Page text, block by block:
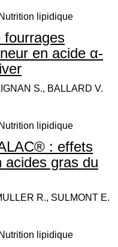
lipidique
fourrages
en acide α-
S., BALLARD V.
lipidique
: effets
acides gras du
R., SULMONT E.
lipidique